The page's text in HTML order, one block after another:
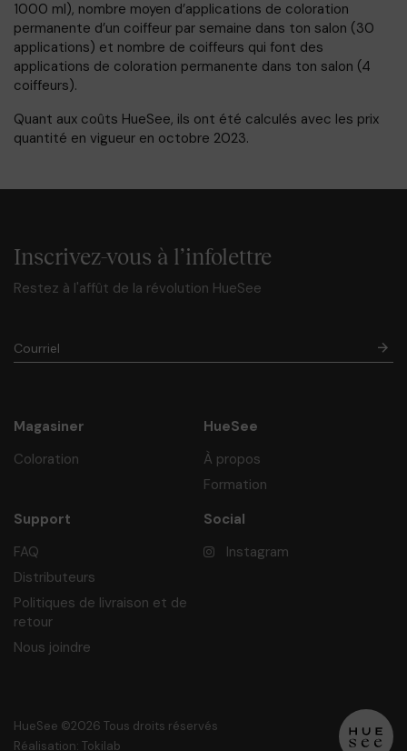
1000 ml), nombre moyen d’applications de coloration
permanente d’un coiffeur par semaine dans ton salon (30
applications) et nombre de coiffeurs qui font des
applications de coloration permanente dans ton salon (4
coiffeurs).
Quant aux coûts HueSee, ils ont été calculés avec les prix
quantité en vigueur en octobre 2023.
Inscrivez-vous à l’infolettre
Restez à l'affût de la révolution HueSee
Magasiner
Coloration
HueSee
À propos
Formation
Support
FAQ
Distributeurs
Politiques de livraison et de
retour
Nous joindre
Social
Instagram
HueSee ©2026 Tous droits réservés
Réalisation: Tokilab